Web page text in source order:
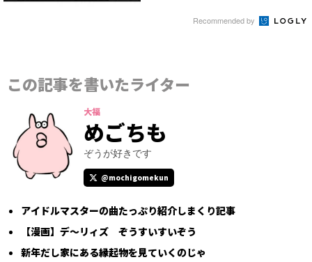
Recommended by
この記事を書いたライター
大福
めごちも
ぞうが好きです
@mochigomekun
アイドルマスターの曲たっぷり紹介しまくり記事
【漫画】デ～リィズ ぞうすいすいぞう
新年だし家にある縁起物を見ていくのじゃ